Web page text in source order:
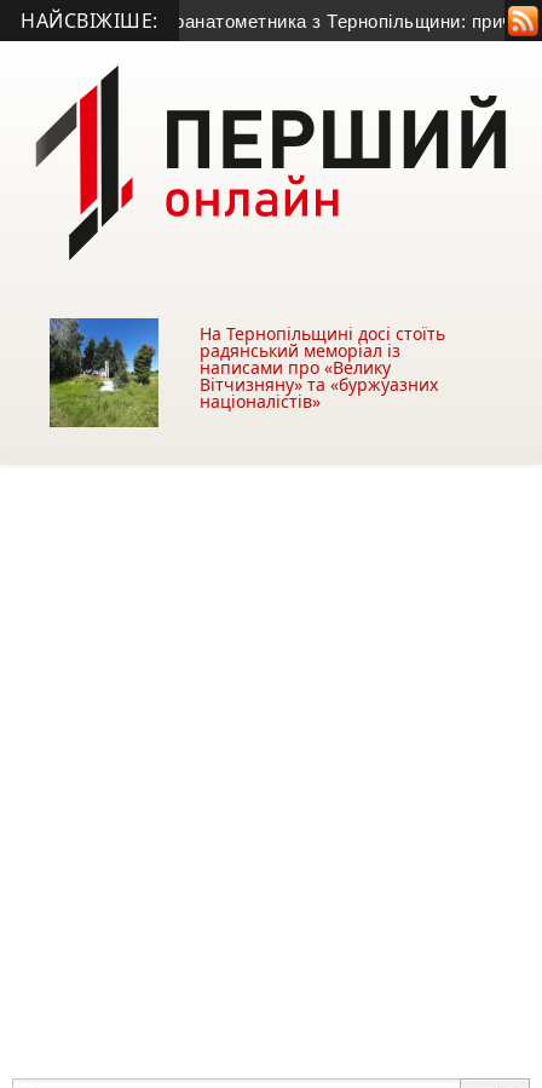
НАЙСВІЖІШЕ:
50-річного гранатометника з Тернопільщини: причина
На Тернопільщині досі стоїть
радянський меморіал із
написами про «Велику
Вітчизняну» та «буржуазних
націоналістів»